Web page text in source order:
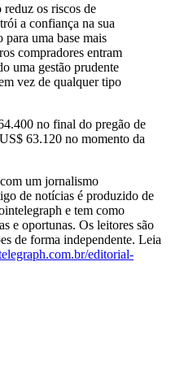
os riscos de
a confiança na sua
para uma base mais
compradores entram
uma gestão prudente
vez de qualquer tipo
no final do pregão de
63.120 no momento da
um jornalismo
de notícias é produzido de
e tem como
e oportunas. Os leitores são
de forma independente. Leia
editorial-